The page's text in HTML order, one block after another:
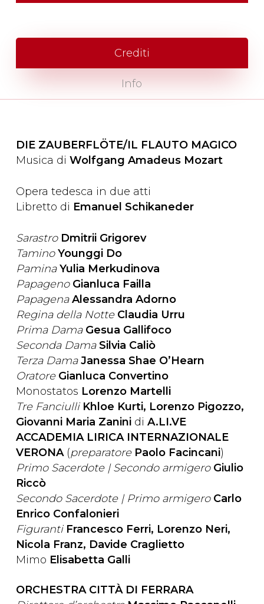
Crediti
Info
DIE ZAUBERFLÖTE/IL FLAUTO MAGICO
Musica di Wolfgang Amadeus Mozart
Opera tedesca in due atti
Libretto di Emanuel Schikaneder
Sarastro Dmitrii Grigorev
Tamino Younggi Do
Pamina Yulia Merkudinova
Papageno Gianluca Failla
Papagena Alessandra Adorno
Regina della Notte Claudia Urru
Prima Dama Gesua Gallifoco
Seconda Dama Silvia Caliò
Terza Dama Janessa Shae O’Hearn
Oratore Gianluca Convertino
Monostatos Lorenzo Martelli
Tre Fanciulli Khloe Kurti, Lorenzo Pigozzo,
Giovanni Maria Zanini di A.LI.VE
ACCADEMIA LIRICA INTERNAZIONALE
VERONA (preparatore Paolo Facincani)
Primo Sacerdote | Secondo armigero Giulio
Riccò
Secondo Sacerdote | Primo armigero Carlo
Enrico Confalonieri
Figuranti Francesco Ferri, Lorenzo Neri,
Nicola Franz, Davide Craglietto
Mimo Elisabetta Galli
ORCHESTRA CITTÀ DI FERRARA